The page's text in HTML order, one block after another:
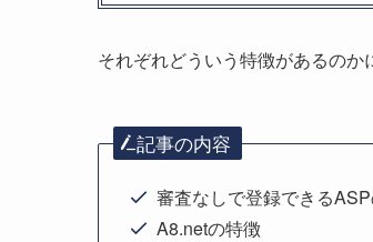
それぞれどういう特徴があるのか
記事の内容
審査なしで登録できる
A8.netの特徴